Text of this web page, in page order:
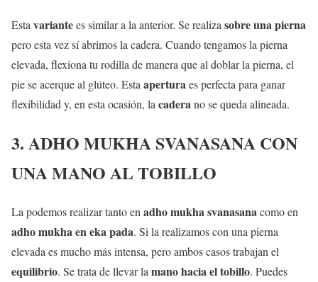
Estavariantees similar a la anterior. Se realizasobre una pierna
pero esta vez sí abrimos la cadera. Cuando tengamos la pierna
elevada, flexiona tu rodilla de manera que al doblar la pierna, el
pie se acerque al glúteo. Estaaperturaes perfecta para ganar
flexibilidad y, en esta ocasión, lacaderano se queda alineada.
3. ADHO MUKHA SVANASANA CON
UNA MANO AL TOBILLO
La podemos realizar tanto en adho mukha svanasanacomo en
adho mukha en eka pada. Si la realizamos con una pierna
elevada es mucho más intensa, pero ambos casos trabajan el
equilibrio. Se trata de llevar la mano hacia el tobillo. Puedes